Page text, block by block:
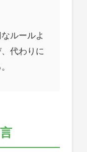
ルールよ
代わりに